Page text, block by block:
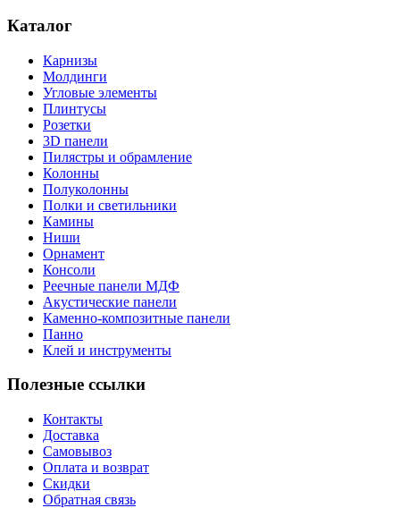
Каталог
Карнизы
Молдинги
Угловые элементы
Плинтусы
Розетки
3D панели
Пилястры и обрамление
Колонны
Полуколонны
Полки и светильники
Камины
Ниши
Орнамент
Консоли
Реечные панели МДФ
Акустические панели
Каменно-композитные панели
Панно
Клей и инструменты
Полезные ссылки
Контакты
Доставка
Самовывоз
Оплата и возврат
Скидки
Обратная связь